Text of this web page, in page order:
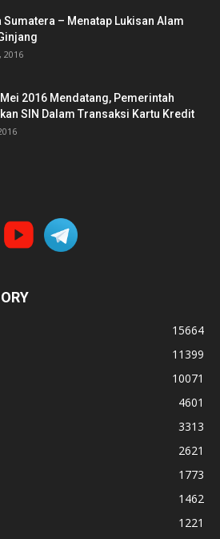
Sumatera – Menatap Lukisan Alam
2016
2016 Mendatang, Pemerintah
SIN Dalam Transaksi Kartu Kredit
15664
11399
10071
4601
3313
2621
1773
1462
1221